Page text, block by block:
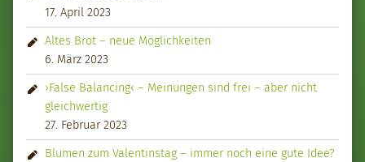
17. April 2023
Altes Brot – neue Möglichkeiten
6. März 2023
›False Balancing‹ – Meinungen sind frei – aber nicht
gleichwertig
27. Februar 2023
Blumen zum Valentinstag – immer noch eine gute Idee?